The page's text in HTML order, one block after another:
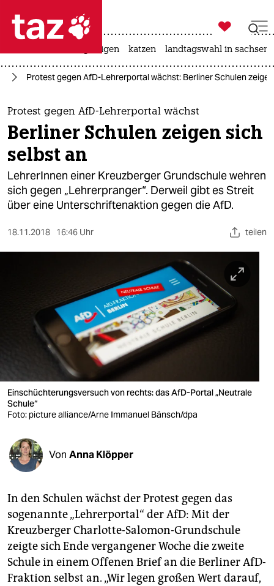
 taz zahl ich
taz zahl ich
themen
politik
öko
gesellschaft
sport
wahrheit
verlag
veranstaltungen
fragen & hilfe
abo
genossenschaft
epaper login

taz zahl ich
bergsteigen katzen landtagswahl in
Protest gegen AfD-Lehrerportal wächst: Berliner Schulen
Protest gegen AfD-Lehrerportal wächst
Berliner Schulen zeigen sich
selbst an
LehrerInnen einer Kreuzberger Grundschule wehren
sich gegen „Lehrerpranger“. Derweil gibt es Streit
über eine Unterschriftenaktion gegen die AfD.
18.11.2018 16:46 Uhr teilen
Einschüchterungsversuch von rechts: das AfD-Portal „Neutrale
Schule“
Foto: picture alliance/Arne Immanuel Bänsch/dpa
Von Anna Klöpper
In den Schulen wächst der Protest gegen das
sogenannte „Lehrerportal“ der AfD: Mit der
Kreuzberger Charlotte-Salomon-Grundschule
zeigte sich Ende vergangener Woche die zweite
Schule in einem Offenen Brief an die Berliner AfD-
Fraktion selbst an. „Wir legen großen Wert darauf,